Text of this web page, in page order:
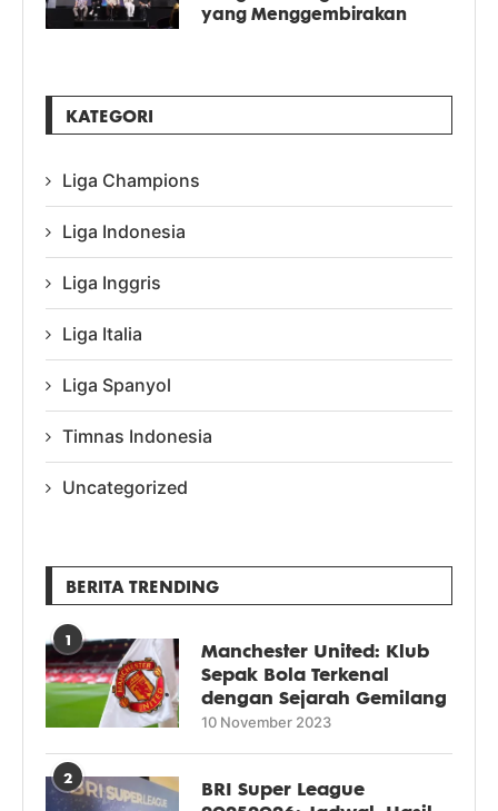
yang Menggembirakan
KATEGORI
Liga Champions
Liga Indonesia
Liga Inggris
Liga Italia
Liga Spanyol
Timnas Indonesia
Uncategorized
BERITA TRENDING
1
Manchester United: Klub
Sepak Bola Terkenal
dengan Sejarah Gemilang
10 November 2023
2
BRI Super League